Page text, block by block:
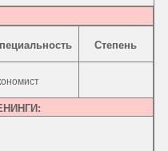
Степень